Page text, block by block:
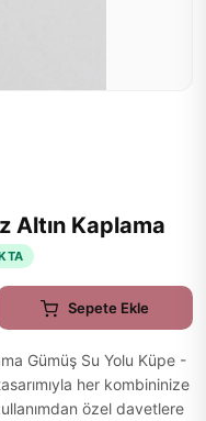
Altın Kaplama
Sepete Ekle
Gümüş Su Yolu Küpe -
her kombininize
özel davetlere